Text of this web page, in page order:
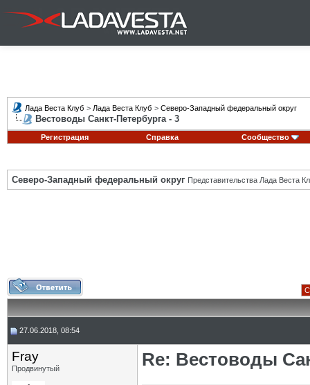
Лада Веста Клуб > Лада Веста Клуб > Северо-Западный федеральный округ
Вестоводы Санкт-Петербурга - 3
Регистрация Справка Сообщество
Северо-Западный федеральный округ Представительства Лада Веста
27.06.2018, 08:54
Fray
Продвинутый Re: Вестоводы